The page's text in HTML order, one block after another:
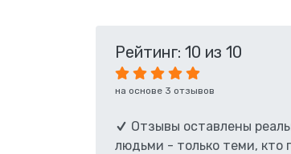
Рейтинг: 10 из 10
на основе 3 отзывов
Отзывы оставлены
людьми - только теми, кто